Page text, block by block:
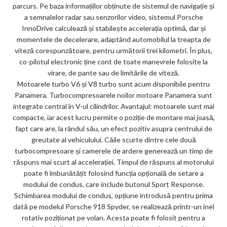
parcurs. Pe baza informațiilor obținute de sistemul de navigație și
a semnalelor radar sau senzorilor video, sistemul Porsche
InnoDrive calculează și stabilește accelerația optimă, dar și
momentele de decelerare, adaptând automobilul la treapta de
viteză corespunzătoare, pentru următorii trei kilometri. În plus,
co-pilotul electronic ține cont de toate manevrele folosite la
virare, de pante sau de limitările de viteză.
Motoarele turbo V6 și V8 turbo sunt acum disponibile pentru
Panamera. Turbocompresoarele noilor motoare Panamera sunt
integrate central în V-ul cilindrilor. Avantajul: motoarele sunt mai
compacte, iar acest lucru permite o poziție de montare mai joasă,
fapt care are, la rândul său, un efect pozitiv asupra centrului de
greutate al vehiculului. Căile scurte dintre cele două
turbocompresoare și camerele de ardere generează un timp de
răspuns mai scurt al accelerației. Timpul de răspuns al motorului
poate fi îmbunătățit folosind funcția opțională de setare a
modului de condus, care include butonul Sport Response.
Schimbarea modului de condus, opțiune introdusă pentru prima
dată pe modelul Porsche 918 Spyder, se realizează printr-un inel
rotativ poziționat pe volan. Acesta poate fi folosit pentru a